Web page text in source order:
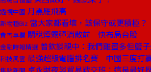
透視中國 月黑雁飛高
新物種Biz 當大家都看壞，該保守或更積極？
費雪專欄 關稅煙霧彈消散前 快布局台股
金融時報精選 普欽談親中：我們雞蛋多但籃
科技風雲 最強超級電腦排名賽 中國三度打
卓永財夜談貿易戰交班：這是最好